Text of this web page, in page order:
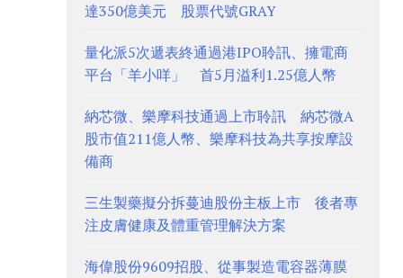
達350億美元 股票代號GRAY
量化派5次遞表終通過港IPO聆訊、擁電商
平台「羊小咩」 首5月溢利1.25億人幣
納芯微、樂摩科技通過上市聆訊 納芯微A
股市值211億人幣、樂摩科技為共享按摩設
備商
三生製藥擬分拆蔓迪股份主板上市 後者專
注皮膚健康及體重管理解決方案
海偉股份9609招股、從事製造電容器薄膜